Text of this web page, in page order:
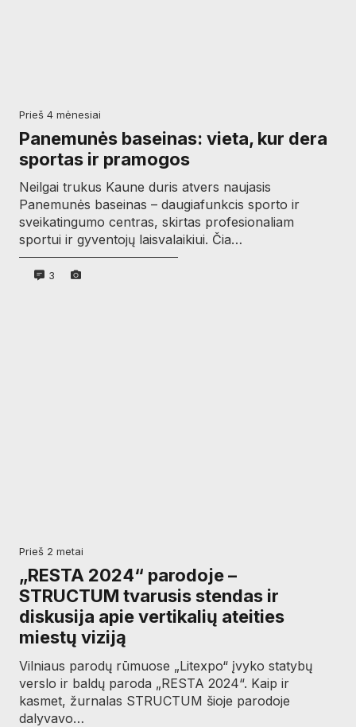
prieš 4 mėnesiai
Panemunės baseinas: vieta, kur dera
sportas ir pramogos
Neilgai trukus Kaune duris atvers naujasis
Panemunės baseinas – daugiafunkcis sporto ir
sveikatingumo centras, skirtas profesionaliam
sportui ir gyventojų laisvalaikiui. Čia…
3
prieš 2 metai
„RESTA 2024“ parodoje –
STRUCTUM tvarusis stendas ir
diskusija apie vertikalių ateities
miestų viziją
Vilniaus parodų rūmuose „Litexpo“ įvyko statybų
verslo ir baldų paroda „RESTA 2024“. Kaip ir
kasmet, žurnalas STRUCTUM šioje parodoje
dalyvavo…